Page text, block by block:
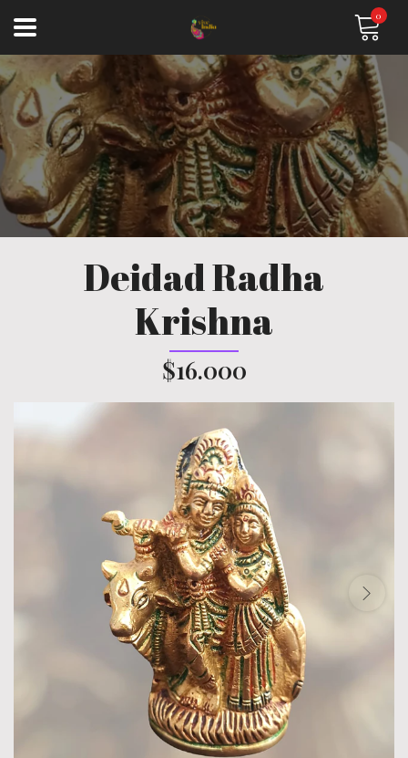
0
Deidad Radha
Krishna
$16.000